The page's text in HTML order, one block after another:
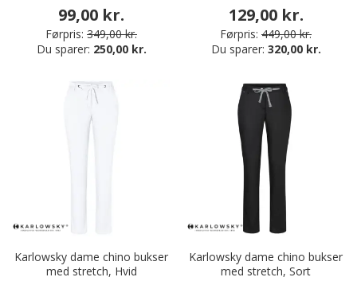
99,00 kr.
Førpris: 349,00 kr.
Du sparer: 250,00 kr.
129,00 kr.
Førpris: 449,00 kr.
Du sparer: 320,00 kr.
Karlowsky dame chino bukser
med stretch, Hvid
Karlowsky dame chino bukser
med stretch, Sort